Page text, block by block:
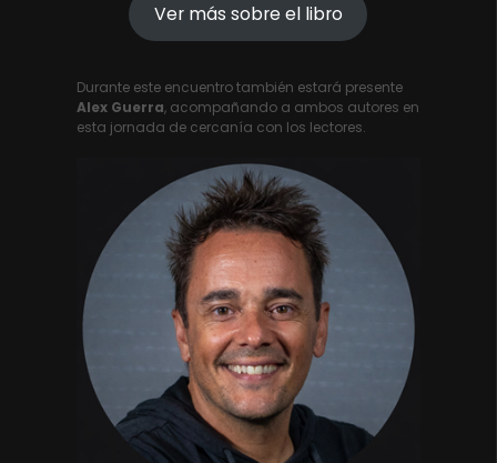
Ver más sobre el libro
Durante este encuentro también estará presente
Alex Guerra, acompañando a ambos autores en
esta jornada de cercanía con los lectores.